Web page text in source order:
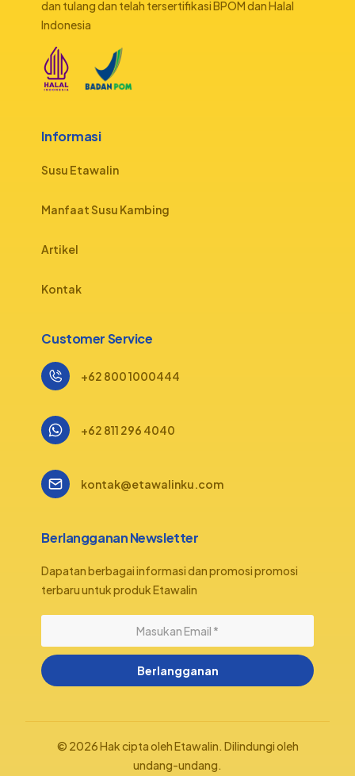
dan tulang dan telah tersertifikasi BPOM dan Halal
Indonesia
Informasi
Susu Etawalin
Manfaat Susu Kambing
Artikel
Kontak
Customer Service
+62 800 1000444
+62 811 296 4040
kontak@etawalinku.com
Berlangganan Newsletter
Dapatan berbagai informasi dan promosi promosi
terbaru untuk produk Etawalin
Berlangganan
© 2026 Hak cipta oleh Etawalin. Dilindungi oleh
undang-undang.